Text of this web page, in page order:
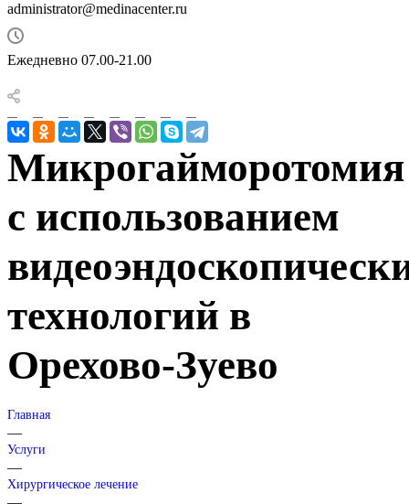
administrator@medinacenter.ru
Ежедневно 07.00-21.00
Микрогайморотомия
с использованием
технологий в
Орехово-Зуево
Главная
—
Услуги
—
Хирургическое лечение